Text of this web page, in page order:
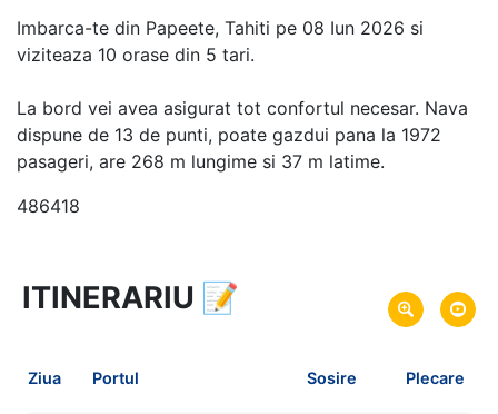
Imbarca-te din Papeete, Tahiti pe 08 Iun 2026 si
viziteaza 10 orase din 5 tari.
La bord vei avea asigurat tot confortul necesar. Nava
dispune de 13 de punti, poate gazdui pana la 1972
pasageri, are 268 m lungime si 37 m latime.
486418
14 zile vacanta de croaziera in
link oferta
Plecare pe 08 Iun 2026
din Papeete, Tahiti,
ITINERARIU 📝
Ziua Portul Sosire Plecare